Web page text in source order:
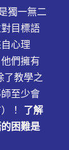
獨一無二
目標語
心理
們擁有
了教學之
至少會
！ 了解
困難是